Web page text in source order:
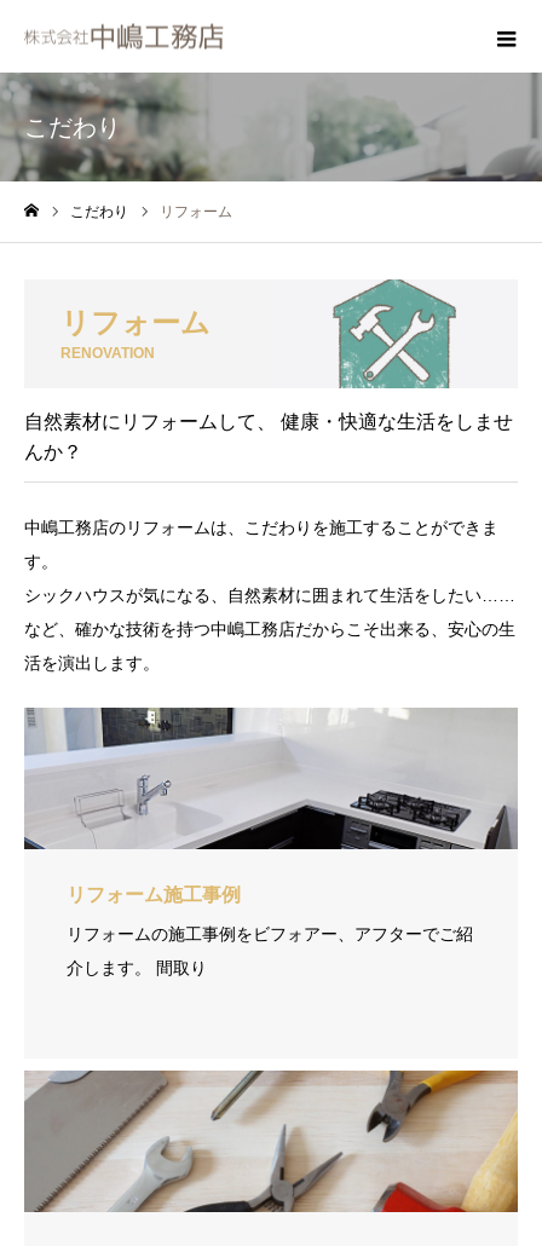
こだわり
こだわり リフォーム
リフォーム
RENOVATION
自然素材にリフォームして、 健康・快適な生活をしませ
んか？
中嶋工務店のリフォームは、こだわりを施工することができま
す。
シックハウスが気になる、自然素材に囲まれて生活をしたい……
など、確かな技術を持つ中嶋工務店だからこそ出来る、安心の生
活を演出します。
リフォーム施工事例
リフォームの施工事例をビフォアー、アフターでご紹
介します。 間取り